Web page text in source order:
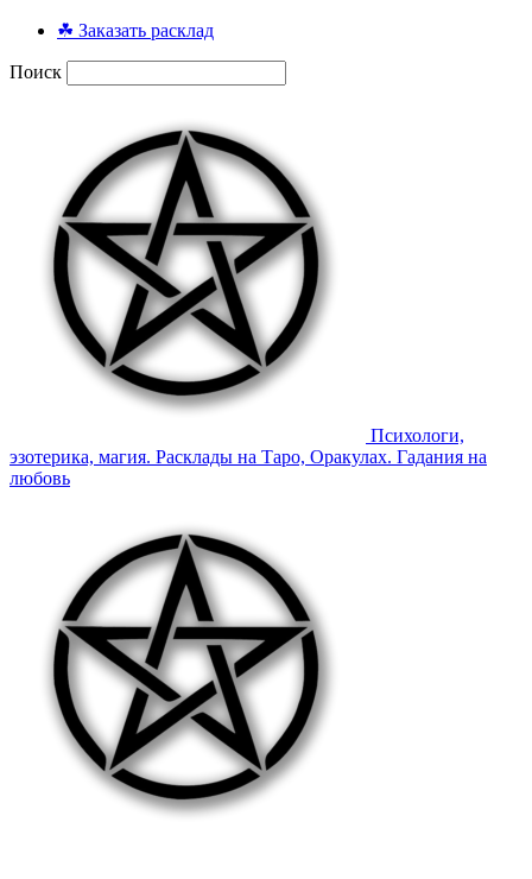
☘ Заказать расклад
Поиск
Психологи,
эзотерика, магия. Расклады на Таро, Оракулах. Гадания на
любовь